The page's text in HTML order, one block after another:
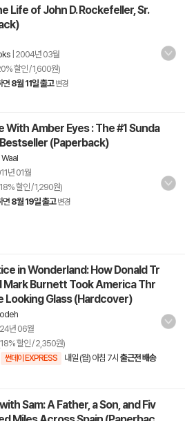
Life of John D. Rockefeller, Sr.
2004년 03월
할인 / 1,600원)
면8월 11일 출고 변경
With Amber Eyes : The #1 Sunda
(Paperback)
년 01월
할인 / 1,290원)
면8월 19일 출고 변경
in Wonderland: How Donald Tr
Mark Burnett Took America Thr
Looking Glass (Hardcover)
년 06월
할인 / 2,350원)
썬데이 EXPRESS 내일 (월) 아침 7시 출근전 배송
Sam: A Father, a Son, and Fiv